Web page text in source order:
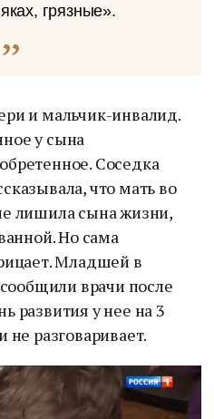
грязные».
и мальчик-инвалид.
у сына
Соседка
что мать во
лишила сына жизни,
Но сама
Младшей в
врачи после
развития у нее на 3
не разговаривает.